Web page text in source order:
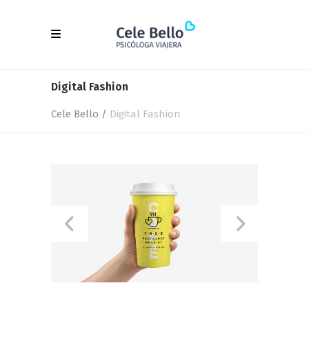
Digital Fashion
Cele Bello / Digital Fashion